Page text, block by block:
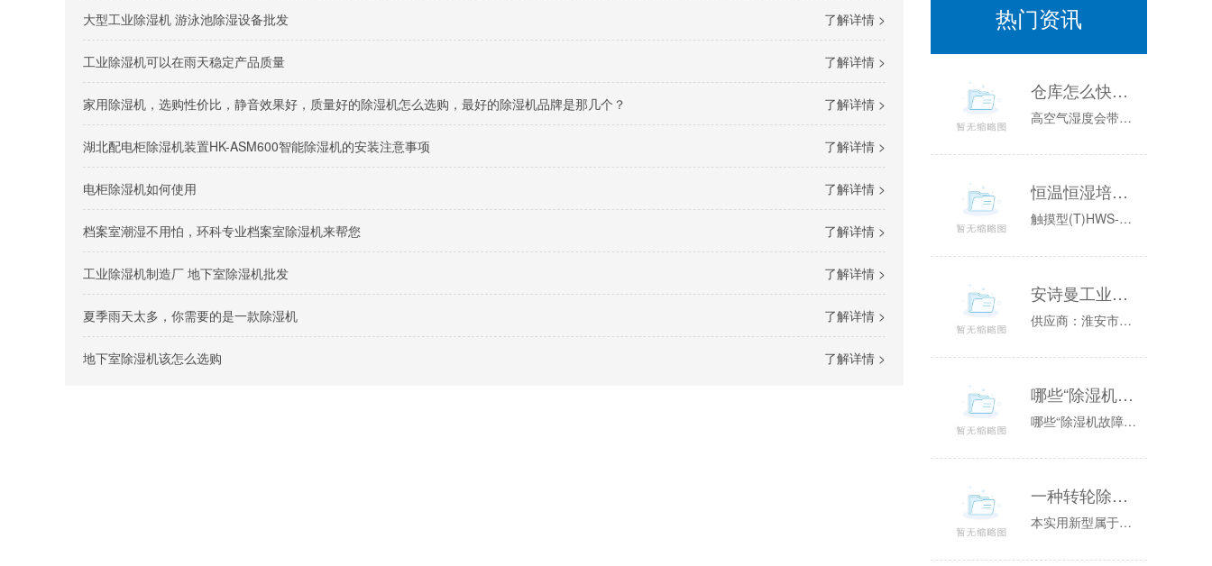
了解详情 >
大型工业除湿机 游泳池除湿设备批发
了解详情 >
工业除湿机可以在雨天稳定产品质量
了解详情 >
家用除湿机，选购性价比，静音效果好，质量好的除湿机怎么选购，最好的除湿机品牌是那几个？
了解详情 >
湖北配电柜除湿机装置HK-ASM600智能除湿机的安装注意事项
了解详情 >
电柜除湿机如何使用
了解详情 >
档案室潮湿不用怕，环科专业档案室除湿机来帮您
了解详情 >
工业除湿机制造厂 地下室除湿机批发
了解详情 >
夏季雨天太多，你需要的是一款除湿机
了解详情 >
地下室除湿机该怎么选购
热门资讯
仓库怎么快速除湿 仓库如何除湿
高空气湿度会带来室内湿度问题。当气温升高时，霉菌和细菌就会滋生。这对大家的生产、储存、生活和工作都是非常不利的。应该采取哪些有效措施？如遇连...
恒温恒湿培养箱（ASM）系列升级款
触摸型(T)HWS-80THWS-150THWS-250T方式强制对流性能使用温度范围无加湿：0~65℃；有加湿：10~65℃温度分辨率0....
安诗曼工业温恒湿试验箱图片／安诗曼工业温恒湿试验箱样板图
供应商：淮安市普咨询电话：联系人：公司简介:淮安市普位于江苏省淮安市，是一家开发、生产各类环境的高科技企业，能够为您提供可靠性测试方面的全套...
哪些“除湿机故障”是正常的？
哪些“除湿机故障”是正常的？由于梅雨季节和夏季的到来，除湿机的使用也越发的频繁，但是在使用过程中，很多朋友总觉得家里的除湿机出现了故障需要修...
一种转轮除湿机组的制作方法
本实用新型属于电器设备技术领域，涉及一种转轮除湿机组。背景技术：除湿装置是用来降低空气中湿度的装置，一般可分为民用除湿机和工业除湿机两大类。...